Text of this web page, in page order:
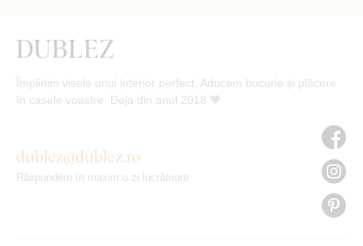
Împlinim visele unui interior perfect. Aducem bucurie și plăcere
în casele voastre. Deja din anul 2018 🧡
dublez@dublez.ro
Răspundem în maxim o zi lucrătoare